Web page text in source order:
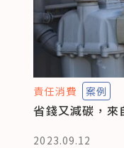
責任消費 案例
省錢又減碳，來
2023.09.12